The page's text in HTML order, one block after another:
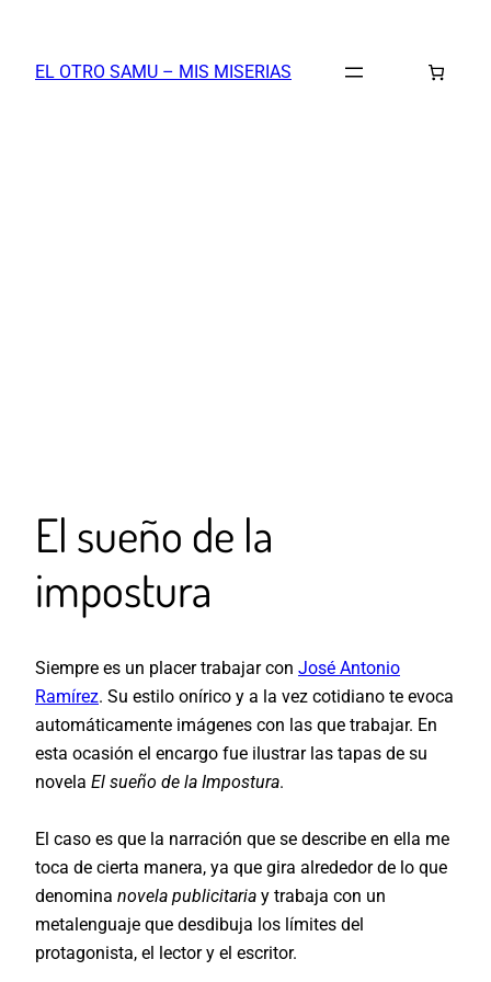
contenido
EL OTRO SAMU – MIS MISERIAS
El sueño de la
impostura
Siempre es un placer trabajar con José Antonio
Ramírez. Su estilo onírico y a la vez cotidiano te evoca
automáticamente imágenes con las que trabajar. En
esta ocasión el encargo fue ilustrar las tapas de su
novela El sueño de la Impostura.
El caso es que la narración que se describe en ella me
toca de cierta manera, ya que gira alrededor de lo que
denomina novela publicitaria y trabaja con un
metalenguaje que desdibuja los límites del
protagonista, el lector y el escritor.